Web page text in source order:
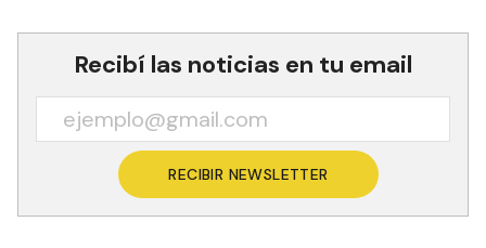
Recibí las noticias en tu email
RECIBIR NEWSLETTER